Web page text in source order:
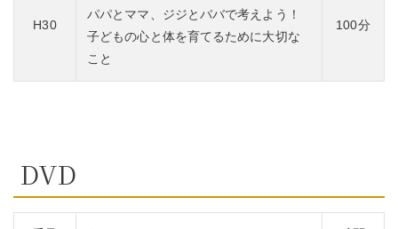
H30
パパとママ、ジジとババで考えよう！
子どもの心と体を育てるために大切な
こと
100分
DVD